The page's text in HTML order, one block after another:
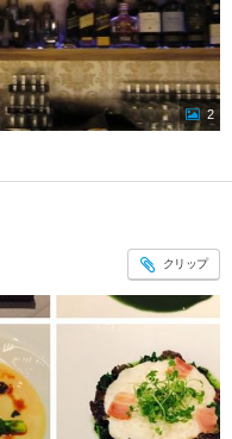
2
クリップ